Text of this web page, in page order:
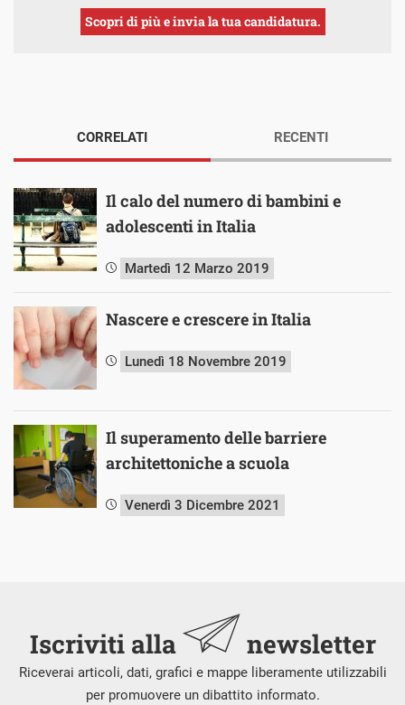
Scopri di più e invia la tua candidatura.
CORRELATI
Il calo del numero di bambini e
adolescenti in Italia
Martedì 12 Marzo 2019
Nascere e crescere in Italia
Lunedì 18 Novembre 2019
Il superamento delle barriere
architettoniche a scuola
Venerdì 3 Dicembre 2021
RECENTI
Iscriviti alla newsletter
Riceverai articoli, dati, grafici e mappe liberamente utilizzabili
per promuovere un dibattito informato.